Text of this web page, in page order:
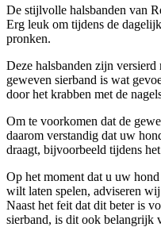
De stijlvolle halsbanden van
Erg leuk om tijdens de
pronken.
Deze halsbanden zijn
geweven sierband is wat
door het krabben met de
Om te voorkomen dat de
daarom verstandig dat uw
draagt, bijvoorbeeld tijdens
Op het moment dat u uw
wilt laten spelen, adviseren
Naast het feit dat dit beter is
sierband, is dit ook belangrijk